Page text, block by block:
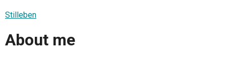
Stilleben
About me